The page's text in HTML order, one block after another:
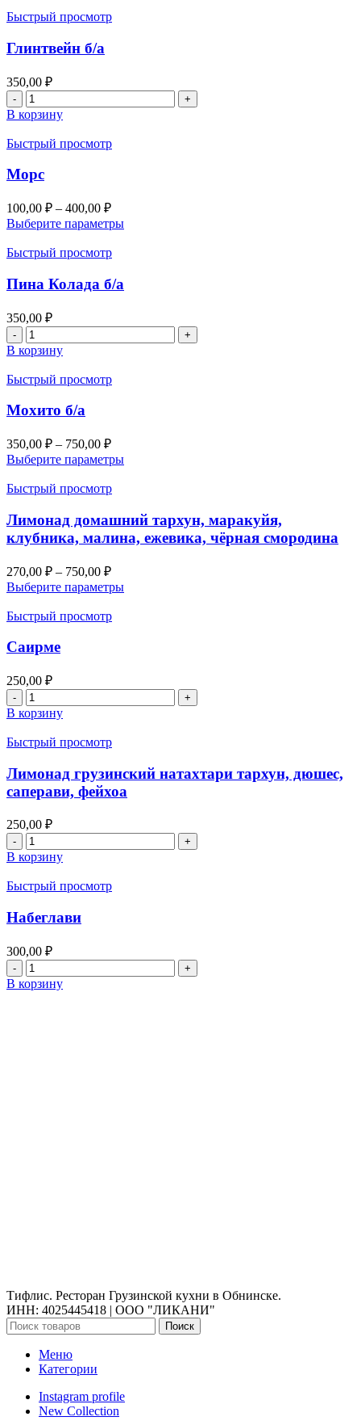
Быстрый просмотр
Глинтвейн б/а
350,00 ₽
Количество
товара
Глинтвейн
б/
В корзину
Быстрый просмотр
Морс
100,00 ₽ – 400,00 ₽
Выберите параметры
Быстрый просмотр
Пина Колада б/а
350,00 ₽
Количество
товара
Пина
Колада
б/
а
В корзину
Быстрый просмотр
Мохито б/а
350,00 ₽ – 750,00 ₽
Выберите параметры
Быстрый просмотр
Лимонад домашний тархун, маракуйя,
клубника, малина, ежевика, чёрная смородина
270,00 ₽ – 750,00 ₽
Выберите параметры
Быстрый просмотр
Саирме
250,00 ₽
Количество
товара
Саирме
В корзину
Быстрый просмотр
Лимонад грузинский натахтари тархун, дюшес,
саперави, фейхоа
250,00 ₽
Количество
товара
Лимонад
грузинский
натахтари
тархун,
дюшес,
фейхоа
В корзину
Быстрый просмотр
Набеглави
300,00 ₽
Количество
товара
Набеглави
В корзину
Тифлис. Ресторан Грузинской кухни в Обнинске.
ИНН: 4025445418 | ООО "ЛИКАНИ"
Поиск
Меню
Категории
Instagram profile
New Collection